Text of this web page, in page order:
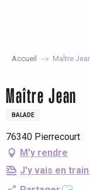
Accueil Maître
Maître Jean
BALADE
76340 Pierrecourt
M'y rendre
J'y vais en train